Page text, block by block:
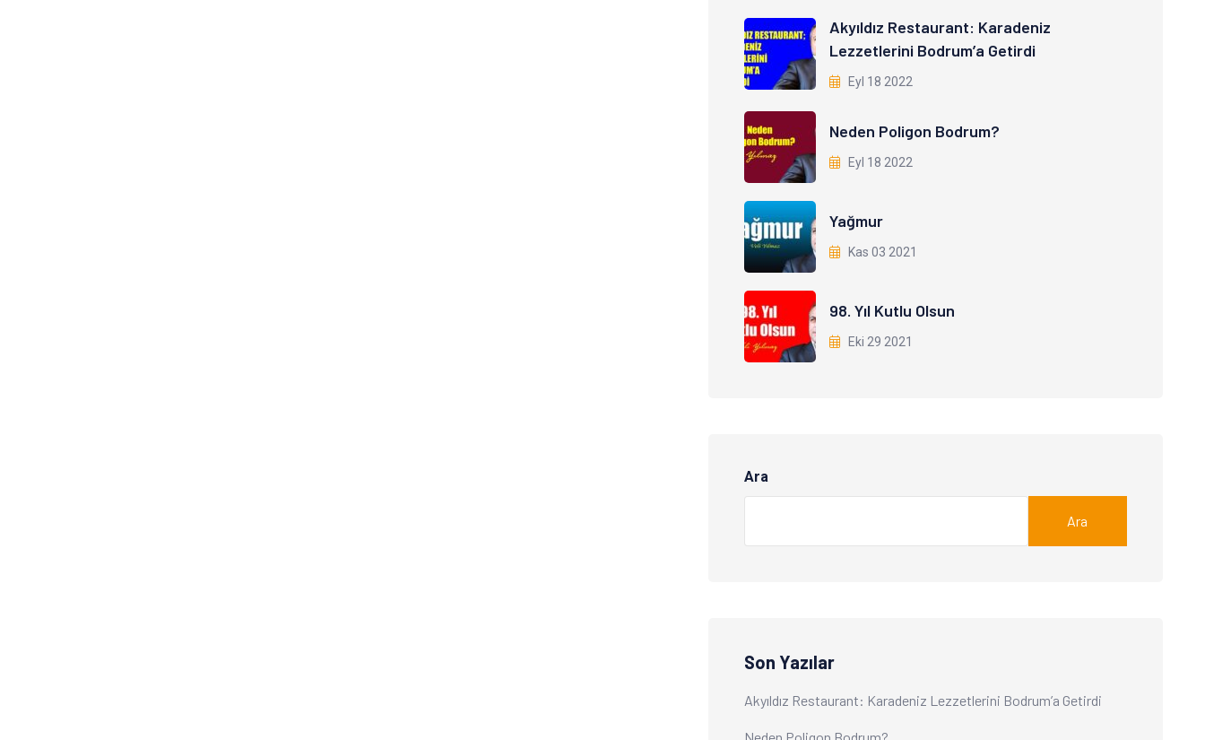
Akyıldız Restaurant: Karadeniz
Lezzetlerini Bodrum’a Getirdi
Eyl 18 2022
Neden Poligon Bodrum?
Eyl 18 2022
Yağmur
Kas 03 2021
98. Yıl Kutlu Olsun
Eki 29 2021
Ara
Ara
Son Yazılar
Akyıldız Restaurant: Karadeniz Lezzetlerini Bodrum’a Getirdi